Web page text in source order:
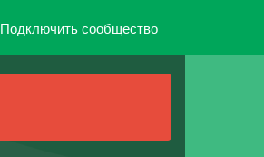
Подключить сообщество